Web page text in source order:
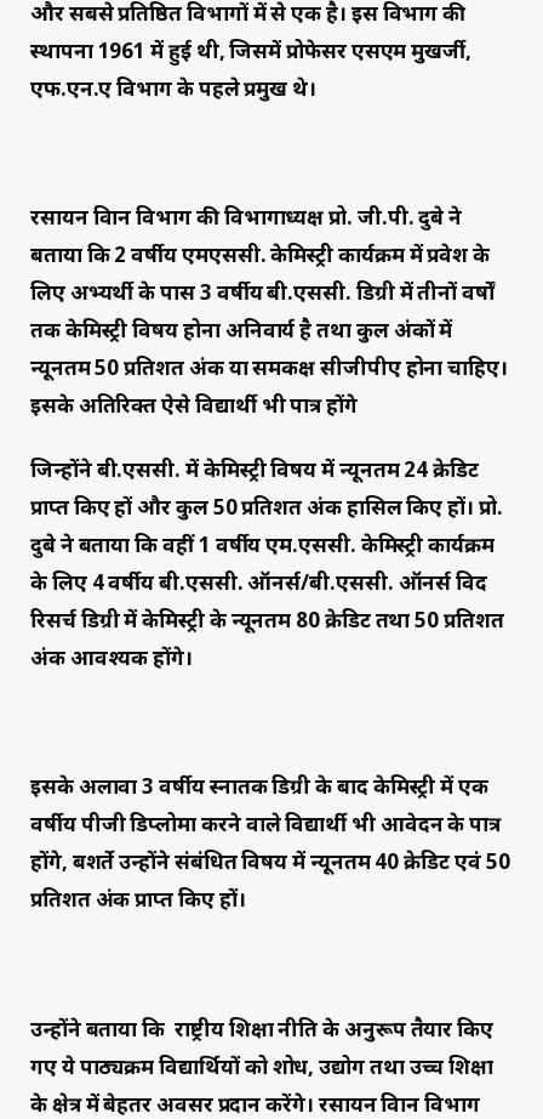
और सबसे प्रतिष्ठित विभागों में से एक है। इस विभाग की
स्थापना 1961 में हुई थी, जिसमें प्रोफेसर एसएम मुखर्जी,
एफ.एन.ए विभाग के पहले प्रमुख थे।
रसायन विज्ञान विभाग की विभागाध्यक्ष प्रो. जी.पी. दुबे ने
बताया कि 2 वर्षीय एमएससी. केमिस्ट्री कार्यक्रम में प्रवेश के
लिए अभ्यर्थी के पास 3 वर्षीय बी.एससी. डिग्री में तीनों वर्षों
तक केमिस्ट्री विषय होना अनिवार्य है तथा कुल अंकों में
न्यूनतम 50 प्रतिशत अंक या समकक्ष सीजीपीए होना चाहिए।
इसके अतिरिक्त ऐसे विद्यार्थी भी पात्र होंगे
जिन्होंने बी.एससी. में केमिस्ट्री विषय में न्यूनतम 24 क्रेडिट
प्राप्त किए हों और कुल 50 प्रतिशत अंक हासिल किए हों। प्रो.
दुबे ने बताया कि वहीं 1 वर्षीय एम.एससी. केमिस्ट्री कार्यक्रम
के लिए 4 वर्षीय बी.एससी. ऑनर्स/बी.एससी. ऑनर्स विद
रिसर्च डिग्री में केमिस्ट्री के न्यूनतम 80 क्रेडिट तथा 50 प्रतिशत
अंक आवश्यक होंगे।
इसके अलावा 3 वर्षीय स्नातक डिग्री के बाद केमिस्ट्री में एक
वर्षीय पीजी डिप्लोमा करने वाले विद्यार्थी भी आवेदन के पात्र
होंगे, बशर्ते उन्होंने संबंधित विषय में न्यूनतम 40 क्रेडिट एवं 50
प्रतिशत अंक प्राप्त किए हों।
उन्होंने बताया कि राष्ट्रीय शिक्षा नीति के अनुरूप तैयार किए
गए ये पाठ्यक्रम विद्यार्थियों को शोध, उद्योग तथा उच्च शिक्षा
के क्षेत्र में बेहतर अवसर प्रदान करेंगे। रसायन विज्ञान विभाग